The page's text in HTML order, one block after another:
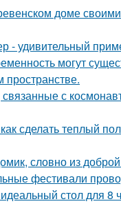
доме
- удивительный
могут
с
сделать теплый
словно из доброй
фестивали
стол для 8